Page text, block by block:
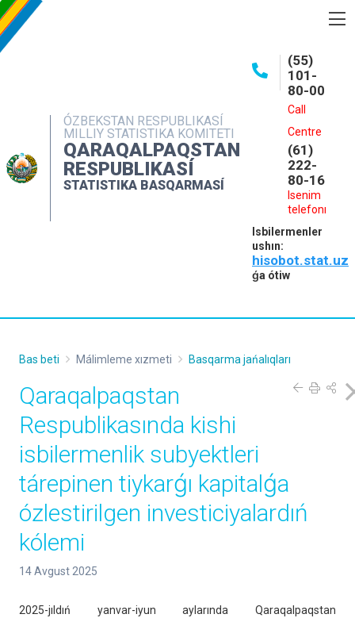
ÓZBEKSTAN RESPUBLIKASÍ
MILLIY STATISTIKA KOMITETI
QARAQALPAQSTAN
RESPUBLIKASÍ
STATISTIKA BASQARMASÍ
(55)
101-
80-00
Call
Centre
(61)
222-
80-16
Isenim
telefonı
Isbilermenler
ushın:
hisobot.stat.uz
ǵa ótiw
INTERAKTIV XIZMETLER
MÁLIMLEME XIZMETI
MÚRÁJAATLAR
Bas beti Málimleme xızmeti Basqarma jańalıqları
Qaraqalpaqstan
Respublikasında kishi
isbilermenlik subyektleri
tárepinen tiykarǵı kapitalǵa
ózlestirilgen investiciyalardıń
kólemi
14 Avgust 2025
2025-jıldıń yanvar-iyun aylarında Qaraqalpaqstan